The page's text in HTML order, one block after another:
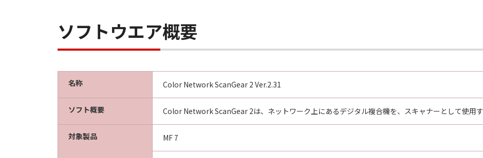
ソフトウエア概要
名称 Color Network ScanGear 2 Ver.2.31
ソフト概要 Color Network ScanGear 2は、ネットワーク上にあるデジタル複合機を、スキャナーとして使用す
対象製品 MF 7